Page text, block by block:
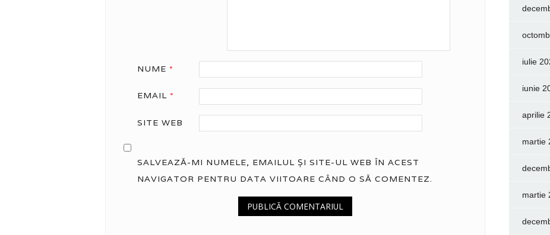
NUME *
EMAIL *
SITE WEB
SALVEAZĂ-MI NUMELE, EMAILUL ȘI SITE-UL WEB ÎN ACEST
NAVIGATOR PENTRU DATA VIITOARE CÂND O SĂ COMENTEZ.
iulie
iunie
aprilie
martie
martie